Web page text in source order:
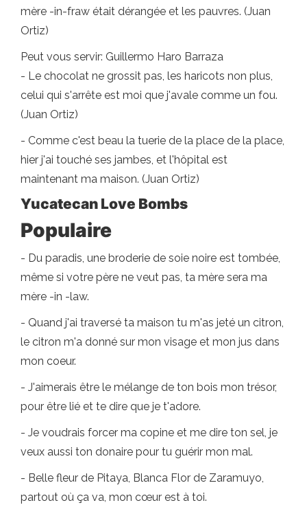
mère -in-fraw était dérangée et les pauvres. (Juan
Ortiz)
Peut vous servir: Guillermo Haro Barraza
- Le chocolat ne grossit pas, les haricots non plus,
celui qui s'arrête est moi que j'avale comme un fou.
(Juan Ortiz)
- Comme c'est beau la tuerie de la place de la place,
hier j'ai touché ses jambes, et l'hôpital est
maintenant ma maison. (Juan Ortiz)
Yucatecan Love Bombs
Populaire
- Du paradis, une broderie de soie noire est tombée,
même si votre père ne veut pas, ta mère sera ma
mère -in -law.
- Quand j'ai traversé ta maison tu m'as jeté un citron,
le citron m'a donné sur mon visage et mon jus dans
mon coeur.
- J'aimerais être le mélange de ton bois mon trésor,
pour être lié et te dire que je t'adore.
- Je voudrais forcer ma copine et me dire ton sel, je
veux aussi ton donaire pour tu guérir mon mal.
- Belle fleur de Pitaya, Blanca Flor de Zaramuyo,
partout où ça va, mon cœur est à toi.